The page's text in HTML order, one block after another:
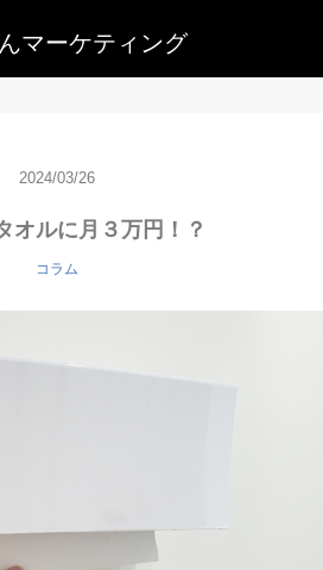
マーケティング
2024/03/26
オルに月３万円！？
コラム